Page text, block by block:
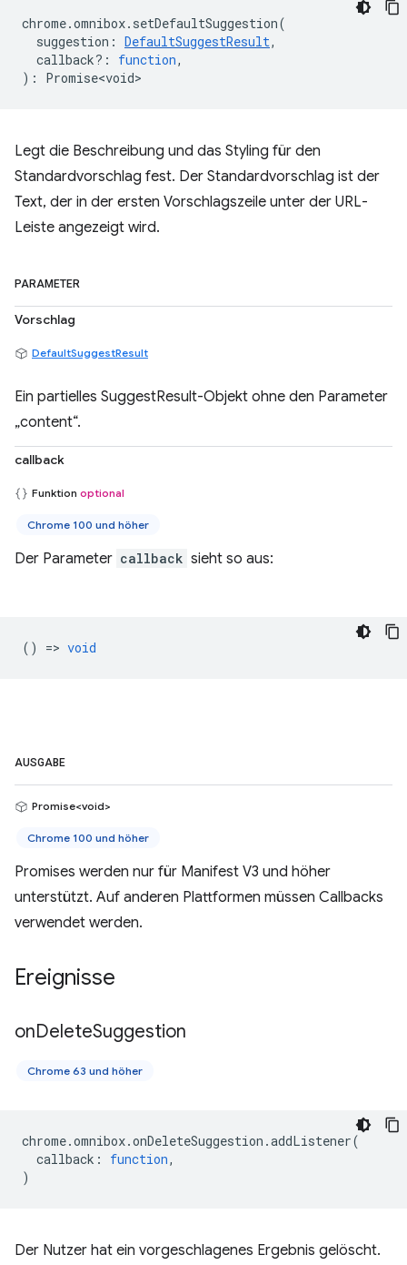
chrome.omnibox. setDefaultSuggestion(
suggestion : DefaultSuggestResult,
callback? : function,
) : Promise<void>
Legt die Beschreibung und das Styling für den
Standardvorschlag fest. Der Standardvorschlag ist der
Text, der in der ersten Vorschlagszeile unter der URL-
Leiste angezeigt wird.
PARAMETER
Vorschlag
DefaultSuggestResult
Ein partielles SuggestResult-Objekt ohne den Parameter
„content“.
callback
Funktion optional
Chrome 100 und höher
Der Parameter callback sieht so aus:
() => void
AUSGABE
Promise<void>
Chrome 100 und höher
Promises werden nur für Manifest V3 und höher
unterstützt. Auf anderen Plattformen müssen Callbacks
verwendet werden.
Ereignisse
onDeleteSuggestion
Chrome 63 und höher
chrome.omnibox.onDeleteSuggestion .addListener(
callback : function,
)
Der Nutzer hat ein vorgeschlagenes Ergebnis gelöscht.